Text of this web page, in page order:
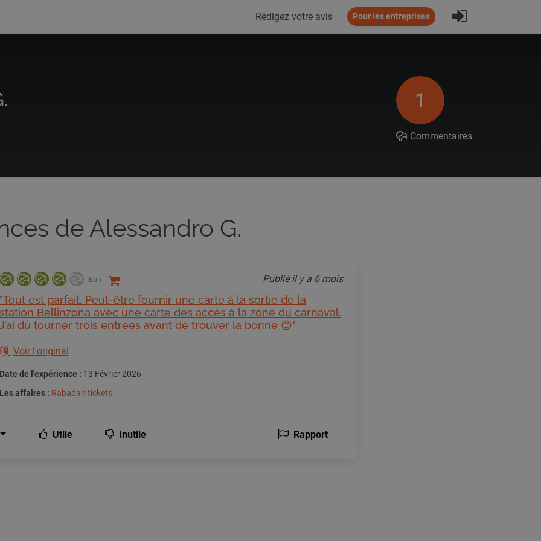
Rédigez votre avis
Pour les entreprises S'inscrire
1
Commentaires
de Alessandro G.
Bon Publiéil y a 6 mois
"Tout est parfait. Peut-être fournir une carte à la sortie de la
station Bellinzona avec une carte des accès à la zone du carnaval.
J’ai dû tourner trois entrées avant de trouver la bonne 😊"
Voir l'original
Date de l'expérience : 13 Février 2026
Les affaires : Rabadan tickets
Utile Inutile Rapport